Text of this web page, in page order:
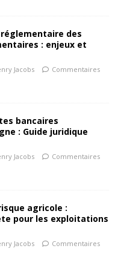
des
: enjeux et
Jacobs
Commentaires
bancaires
: Guide juridique
Jacobs
Commentaires
agricole :
pour les exploitations
Jacobs
Commentaires